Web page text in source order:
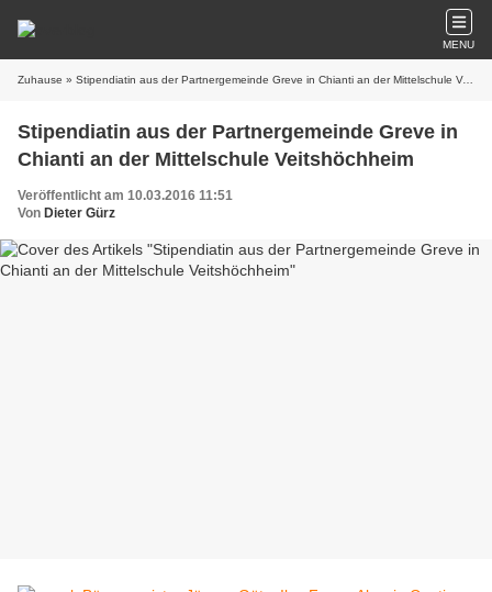
MENU
Zuhause » Stipendiatin aus der Partnergemeinde Greve in Chianti an der Mittelschule Veitshöchheim
Stipendiatin aus der Partnergemeinde Greve in
Chianti an der Mittelschule Veitshöchheim
Veröffentlicht am 10.03.2016 11:51
Von Dieter Gürz